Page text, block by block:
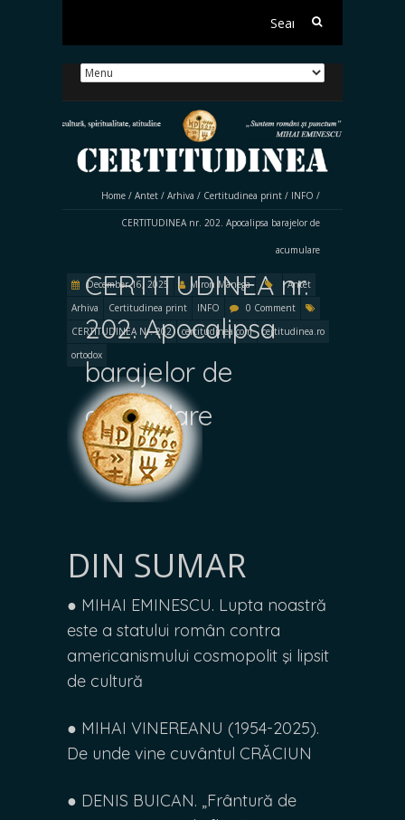
Search
Home / Antet / Arhiva / Certitudinea print / INFO /
CERTITUDINEA nr. 202. Apocalipsa barajelor de
acumulare
CERTITUDINEA nr.
202. Apocalipsa
barajelor de
acumulare
December 16, 2025 Miron Manega
Antet
Arhiva
Certitudinea print INFO
0 Comment
CERTITUDINEA Nr. 202
certitudinea.com
certitudinea.ro
ortodox
DIN SUMAR
● MIHAI EMINESCU. Lupta noastră
este a statului român contra
americanismului cosmopolit şi lipsit
de cultură
● MIHAI VINEREANU (1954-2025).
De unde vine cuvântul CRĂCIUN
● DENIS BUICAN. „Frântură de